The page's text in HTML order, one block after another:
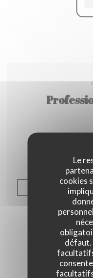
Le
cookies
défaut.